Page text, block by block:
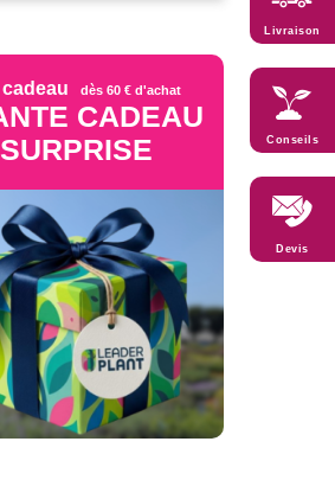
cadeau dès 60 € d'achat
CADEAU
SURPRISE
Livraison
Conseils
Devis